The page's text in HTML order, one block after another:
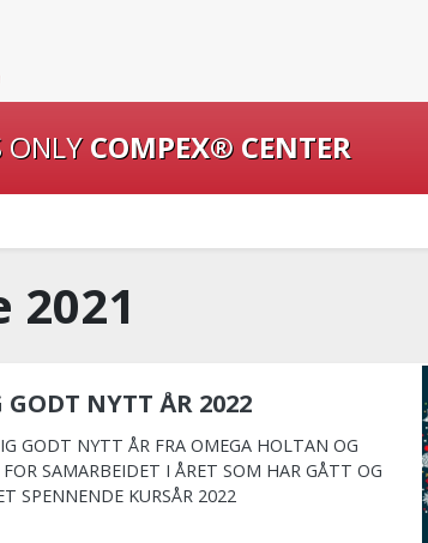
ONLYCOMPEX® CENTER
2021
GODT NYTT ÅR 2022
GODT NYTT ÅR FRA OMEGA HOLTAN OG
FOR SAMARBEIDET I ÅRET SOM HAR GÅTT OG
SPENNENDE KURSÅR 2022